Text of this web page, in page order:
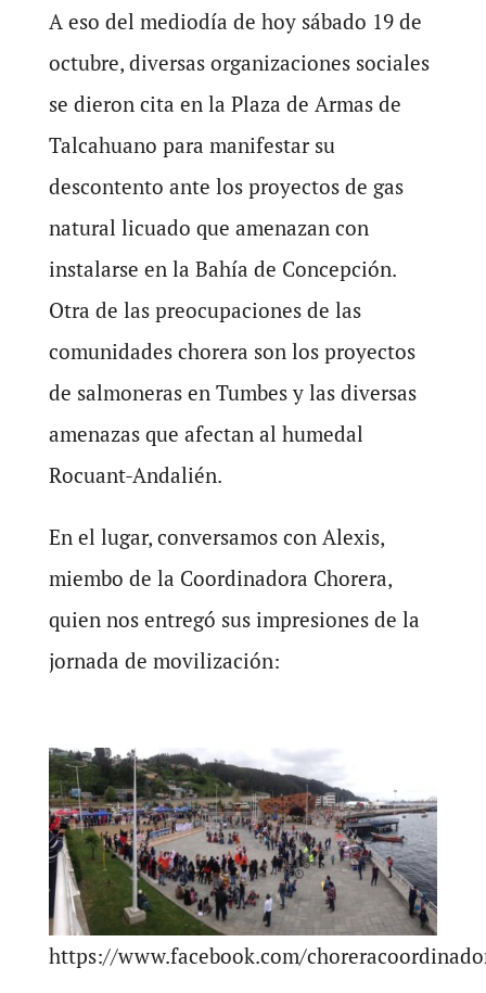
A eso del mediodía de hoy sábado 19 de
octubre, diversas organizaciones sociales
se dieron cita en la Plaza de Armas de
Talcahuano para manifestar su
descontento ante los proyectos de gas
natural licuado que amenazan con
instalarse en la Bahía de Concepción.
Otra de las preocupaciones de las
comunidades chorera son los proyectos
de salmoneras en Tumbes y las diversas
amenazas que afectan al humedal
Rocuant-Andalién.
En el lugar, conversamos con Alexis,
miembo de la Coordinadora Chorera,
quien nos entregó sus impresiones de la
jornada de movilización:
https://www.facebook.com/